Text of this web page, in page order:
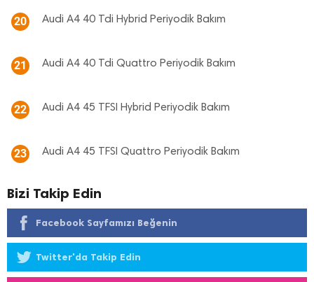
20 Audi A4 40 Tdi Hybrid Periyodik Bakım
21 Audi A4 40 Tdi Quattro Periyodik Bakım
22 Audi A4 45 TFSI Hybrid Periyodik Bakım
23 Audi A4 45 TFSI Quattro Periyodik Bakım
Bizi Takip Edin
Facebook Sayfamızı Beğenin
Twitter'da Takip Edin